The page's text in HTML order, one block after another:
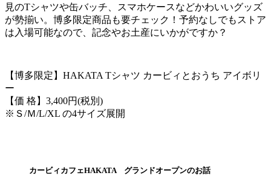
見のTシャツや缶バッチ、スマホケースなどかわいいグッズ
が勢揃い。博多限定商品も要チェック！予約なしでもストア
は入場可能なので、記念やお土産にいかがですか？
【博多限定】HAKATA Tシャツ カービィとおうち アイボリ
ー
【価 格】3,400円(税別)
※Ｓ/Ｍ/L/XL の4サイズ展開
カービィカフェHAKATA グランドオープンのお話